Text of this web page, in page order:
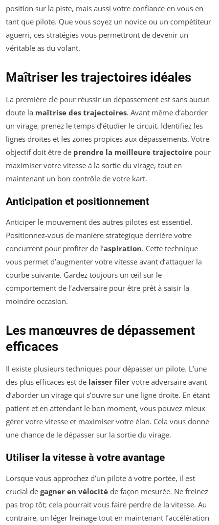
position sur la piste, mais aussi votre confiance en vous en
tant que pilote. Que vous soyez un novice ou un compétiteur
aguerri, ces stratégies vous permettront de devenir un
véritable as du volant.
Maîtriser les trajectoires idéales
La première clé pour réussir un dépassement est sans aucun
doute la maîtrise des trajectoires. Avant même d’aborder
un virage, prenez le temps d’étudier le circuit. Identifiez les
lignes droites et les zones propices aux dépassements. Votre
objectif doit être de prendre la meilleure trajectoire pour
maximiser votre vitesse à la sortie du virage, tout en
maintenant un bon contrôle de votre kart.
Anticipation et positionnement
Anticiper le mouvement des autres pilotes est essentiel.
Positionnez-vous de manière stratégique derrière votre
concurrent pour profiter de l’aspiration. Cette technique
vous permet d’augmenter votre vitesse avant d’attaquer la
courbe suivante. Gardez toujours un œil sur le
comportement de l’adversaire pour être prêt à saisir la
moindre occasion.
Les manœuvres de dépassement
efficaces
Il existe plusieurs techniques pour dépasser un pilote. L’une
des plus efficaces est de laisser filer votre adversaire avant
d’aborder un virage qui s’ouvre sur une ligne droite. En étant
patient et en attendant le bon moment, vous pouvez mieux
gérer votre vitesse et maximiser votre élan. Cela vous donne
une chance de le dépasser sur la sortie du virage.
Utiliser la vitesse à votre avantage
Lorsque vous approchez d’un pilote à votre portée, il est
crucial de gagner en vélocité de façon mesurée. Ne freinez
pas trop tôt; cela pourrait vous faire perdre de la vitesse. Au
contraire, un léger freinage tout en maintenant l’accélération